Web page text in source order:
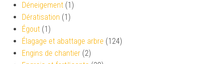
Déneigement (1)
Dératisation (1)
Égout (1)
Élagage et abattage arbre (124)
Engins de chantier (2)